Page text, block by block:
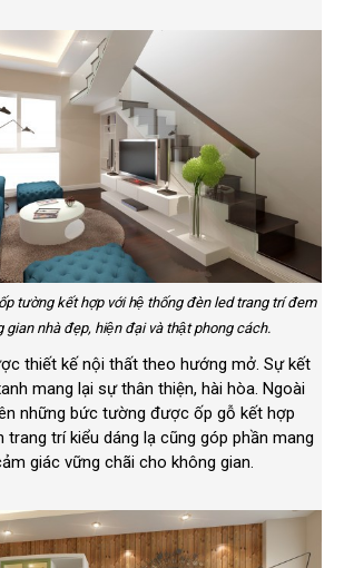
tường kết hợp với hệ thống đèn led trang trí đem
gian nhà đẹp, hiện đại và thật phong cách.
thiết kế nội thất theo hướng mở. Sự kết
mang lại sự thân thiện, hài hòa. Ngoài
những bức tường được ốp gỗ kết hợp
trang trí kiểu dáng lạ cũng góp phần mang
giác vững chãi cho không gian.